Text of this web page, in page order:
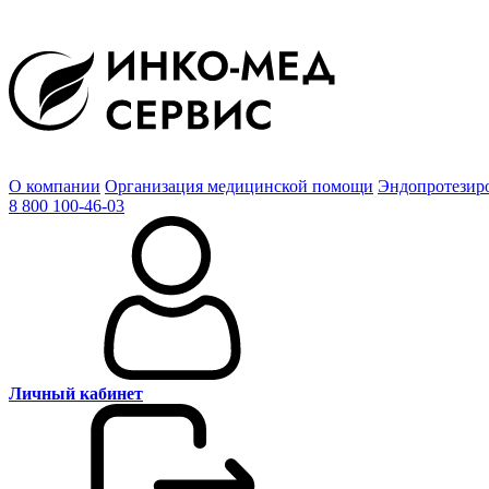
О компании Организация медицинской помощи
8 800 100-46-03
Личный кабинет